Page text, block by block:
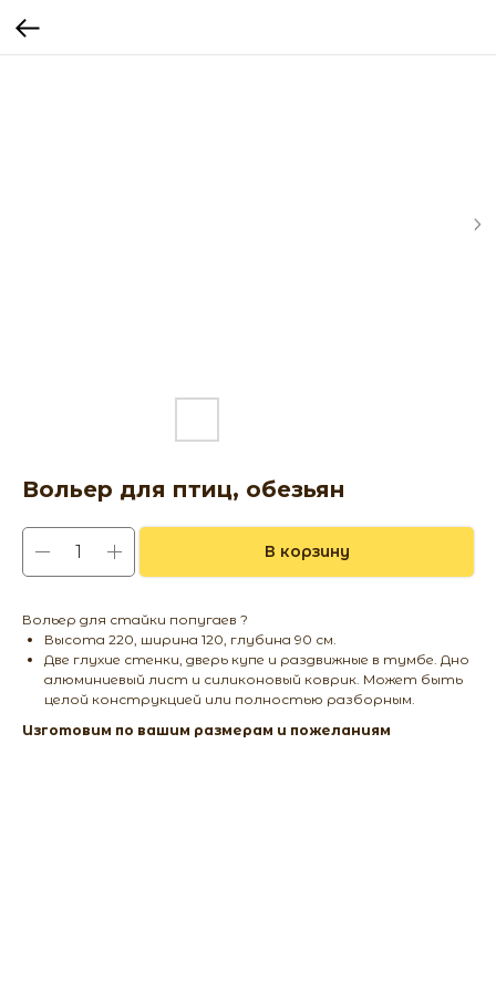
Вольер для птиц, обезьян
В корзину
Вольер для стайки попугаев ?
Высота 220, ширина 120, глубина 90 см.
Две глухие стенки, дверь купе и раздвижные в тумбе. Дно
алюминиевый лист и силиконовый коврик. Может быть
целой конструкцией или полностью разборным.
Изготовим по вашим размерам и пожеланиям